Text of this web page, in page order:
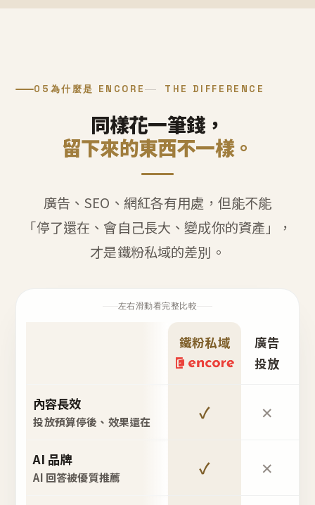
05 為什麼是 ENCORE THE DIFFERENCE
同樣花一筆錢，
留下來的東西不一樣。
廣告、SEO、網紅各有用處，但能不能
「停了還在、會自己長大、變成你的資產」，
才是鐵粉私域的差別。
左右滑動看完整比較
鐵粉私域
廣告
投放
內容長效
投放預算停後、效果還在 ✓ ✕
AI 品牌
AI 回答被優質推薦 ✓ ✕